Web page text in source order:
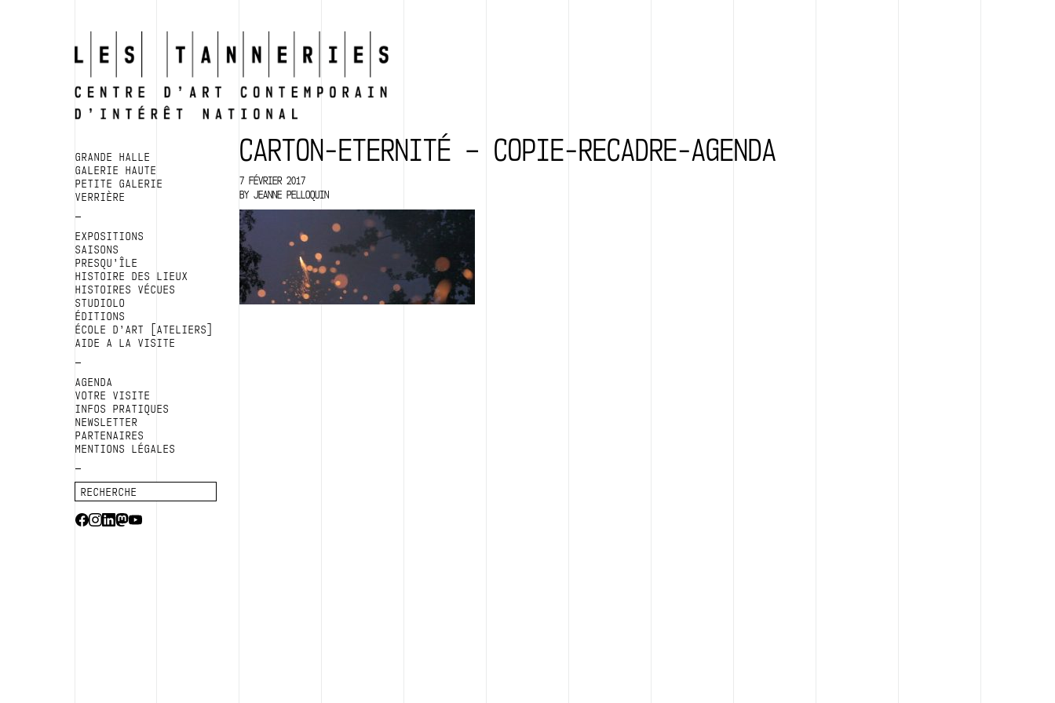
GRANDE HALLE
GALERIE HAUTE
PETITE GALERIE
VERRIÈRE
EXPOSITIONS
SAISONS
PRESQU’ÎLE
HISTOIRE DES LIEUX
HISTOIRES VÉCUES
STUDIOLO
ÉDITIONS
ÉCOLE D’ART [ATELIERS]
AIDE A LA VISITE
AGENDA
VOTRE VISITE
INFOS PRATIQUES
NEWSLETTER
PARTENAIRES
MENTIONS LÉGALES
CARTON-ETERNITÉ – COPIE-RECADRE-AGENDA
7 FÉVRIER 2017
BY JEANNE PELLOQUIN